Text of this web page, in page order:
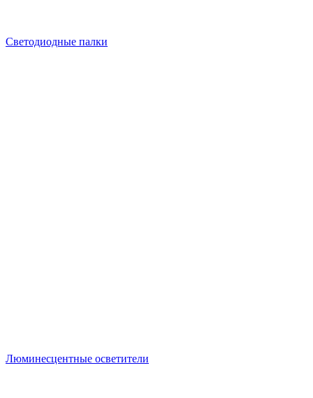
Светодиодные палки
Люминесцентные осветители